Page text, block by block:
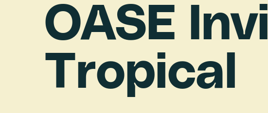
OAS E nvi
Tropica